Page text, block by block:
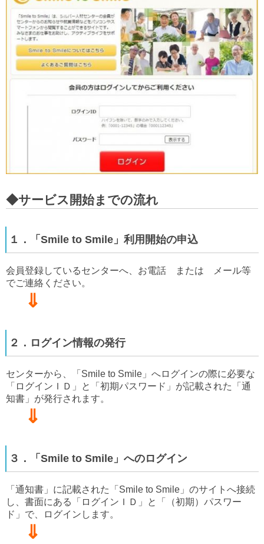
◆サービス開始までの流れ
１．「Smile to Smile」利用開始の申込
会員登録しているセンターへ、お電話 または メール等
でご連絡ください。
⇓
２．ログイン情報の発行
センターから、「Smile to Smile」へログインの際に必要な
「ログインＩＤ」と「初期パスワード」が記載された「通
知書」が発行されます。
⇓
３．「Smile to Smile」へのログイン
「通知書」に記載された「Smile to Smile」のサイトへ接続
し、書面にある「ログインＩＤ」と「（初期）パスワー
ド」で、ログインします。
⇓